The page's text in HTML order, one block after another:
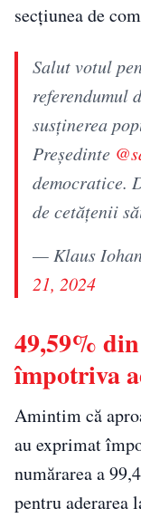
secțiunea de
Salut votul
referendumul
susținerea
Președinte
democratice.
de cetățenii
— Klaus
21, 2024
49,59%
împotriva
Amintim că
au exprimat
numărarea a
pentru aderarea